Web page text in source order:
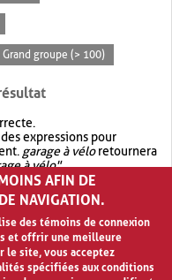
Grand groupe (> 100)
expressions pour
garage à véloretournera
à vélo".
avec OR.garage OR vélo
quegarage à vélo
AFIN DE
NAVIGATION.
des témoins de connexion
et offrir une meilleure
le site, vous acceptez
spécifiées aux conditions